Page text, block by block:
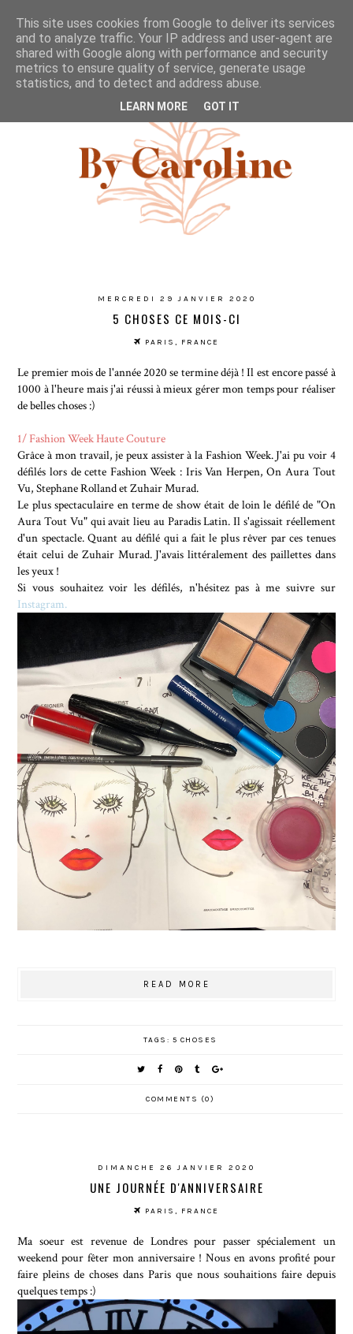
MERCREDI 29 JANVIER 2020
5 CHOSES CE MOIS-CI
PARIS, FRANCE
Le premier mois de l'année 2020 se termine déjà ! Il est encore passé à
1000 à l'heure mais j'ai réussi à mieux gérer mon temps pour réaliser
de belles choses :)
1/ Fashion Week Haute Couture
Grâce à mon travail, je peux assister à la Fashion Week. J'ai pu voir 4
défilés lors de cette Fashion Week : Iris Van Herpen, On Aura Tout
Vu, Stephane Rolland et Zuhair Murad.
Le plus spectaculaire en terme de show était de loin le défilé de "On
Aura Tout Vu" qui avait lieu au Paradis Latin. Il s'agissait réellement
d'un spectacle. Quant au défilé qui a fait le plus rêver par ces tenues
était celui de Zuhair Murad. J'avais littéralement des paillettes dans
les yeux !
Si vous souhaitez voir les défilés, n'hésitez pas à me suivre sur
Instagram.
READ MORE
TAGS: 5 CHOSES
COMMENTS (0)
DIMANCHE 26 JANVIER 2020
UNE JOURNÉE D'ANNIVERSAIRE
PARIS, FRANCE
Ma soeur est revenue de Londres pour passer spécialement un
weekend pour fêter mon anniversaire ! Nous en avons profité pour
faire pleins de choses dans Paris que nous souhaitions faire depuis
quelques temps :)
This site uses cookies from Google to deliver its services
and to analyze traffic. Your IP address and user-agent are
shared with Google along with performance and security
metrics to ensure quality of service, generate usage
statistics, and to detect and address abuse.
LEARN MORE GOT IT